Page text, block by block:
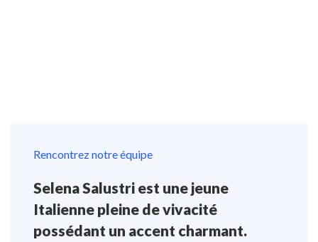
Rencontrez notre équipe
Selena Salustri est une jeune
Italienne pleine de vivacité
possédant un accent charmant.